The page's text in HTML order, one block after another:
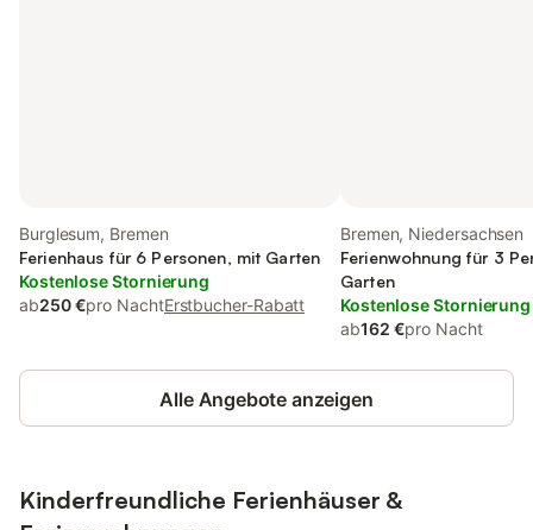
Burglesum, Bremen
Ferienhaus für 6 Personen, mit Garten
Kostenlose Stornierung
ab250 €pro NachtErstbucher-Rabatt
Bremen, Niedersachsen
Ferienwohnung für 3
Garten
Kostenlose Stornierung
ab162 €pro Nacht
Alle Angebote anzeigen
Kinderfreundliche Ferienhäuser &